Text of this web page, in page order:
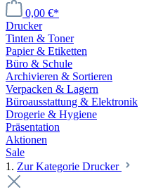
0,00 €*
Drucker
Tinten & Toner
Papier & Etiketten
Büro & Schule
Archivieren & Sortieren
Verpacken & Lagern
Büroausstattung & Elektronik
Drogerie & Hygiene
Präsentation
Aktionen
Sale
1. Zur Kategorie Drucker